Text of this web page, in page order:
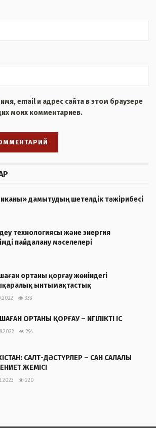
email и адрес сайта в этом браузере
моих комментариев.
дамытудың шетелдік тәжірибесі
технологиясы және энергия
пайдалану мәселелері
ортаны қорғау жөніндегі
ынтымақтастық
333
ОРТАНЫ ҚОРҒАУ – ИГІЛІКТІ ІС
294
САЛТ-ДӘСТҮРЛЕР – САН САЛАЛЫ
ЖЕМІСІ
220